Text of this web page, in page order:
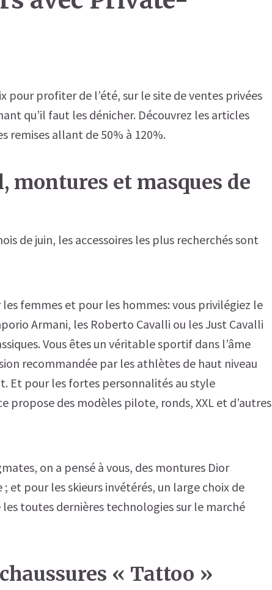
pour profiter de l’été, sur le site de ventes privées
qu’il faut les dénicher. Découvrez les articles
remises allant de 50% à 120%.
montures et masques de
de juin, les accessoires les plus recherchés sont
femmes et pour les hommes: vous privilégiez le
Armani, les Roberto Cavalli ou les Just Cavalli
Vous êtes un véritable sportif dans l’âme
recommandée par les athlètes de haut niveau
Et pour les fortes personnalités au style
propose des modèles pilote, ronds, XXL et d’autres
on a pensé à vous, des montures Dior
et pour les skieurs invétérés, un large choix de
les toutes dernières technologies sur le marché
« Tattoo »